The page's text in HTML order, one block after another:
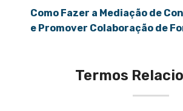
Como Fazer a Mediação de
e Promover Colaboração de
Termos